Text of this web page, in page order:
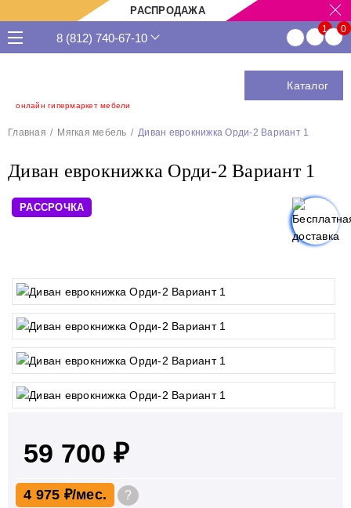
РАСПРОДАЖА
онлайн гипермаркет мебели
8 (812) 740-67-10
Каталог
Главная Мягкая мебель Диван еврокнижка Орди-2 Вариант 1
Диван еврокнижка Орди-2 Вариант 1
РАССРОЧКА
59 700 ₽
4 975 ₽ ?